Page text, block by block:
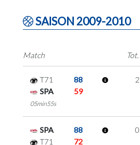
SAISON 2009-2010
Match
Tot.
T71
88
SPA
59
05min55s
2
SPA
88
T71
72
0